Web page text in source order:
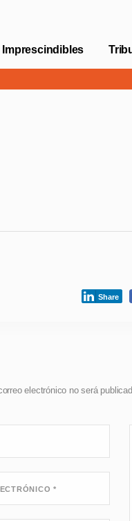
Imprescindibles
Share
electrónico no será
*